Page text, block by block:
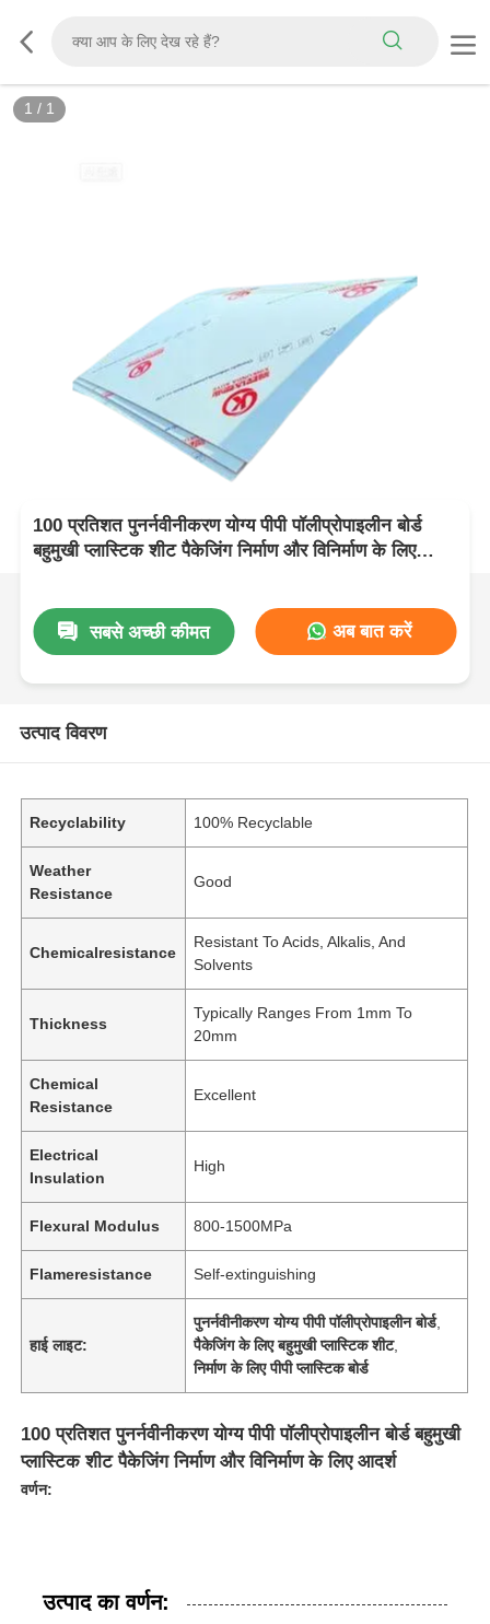
1 / 1
100 प्रतिशत पुनर्नवीनीकरण योग्य पीपी पॉलीप्रोपाइलीन बोर्ड
बहुमुखी प्लास्टिक शीट पैकेजिंग निर्माण और विनिर्माण के लिए
सबसे अच्छी कीमत अब बात करें
उत्पाद विवरण
Recyclability 100% Recyclable
Weather
Resistance
Good
Chemicalresistance
Resistant To Acids, Alkalis, And
Solvents
Thickness
Typically Ranges From 1mm To
20mm
Chemical
Resistance
Excellent
Electrical
Insulation
High
Flexural Modulus 800-1500MPa
Flameresistance Self-extinguishing
हाई लाइट:
पुनर्नवीनीकरण योग्य पीपी पॉलीप्रोपाइलीन बोर्ड,
पैकेजिंग के लिए बहुमुखी प्लास्टिक शीट,
निर्माण के लिए पीपी प्लास्टिक बोर्ड
100 प्रतिशत पुनर्नवीनीकरण योग्य पीपी पॉलीप्रोपाइलीन बोर्ड बहुमुखी
प्लास्टिक शीट पैकेजिंग निर्माण और विनिर्माण के लिए आदर्श
वर्णन:
उत्पाद का वर्णन: